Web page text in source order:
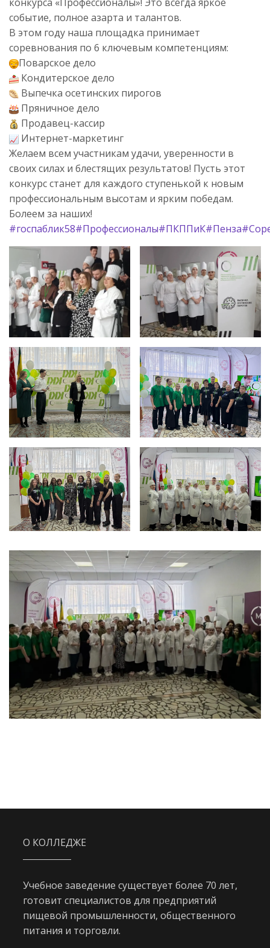
событие, полное азарта и талантов.
В этом году наша площадка принимает
соревнования по 6 ключевым компетенциям:
Поварское дело
Кондитерское дело
Выпечка осетинских пирогов
Пряничное дело
Продавец-кассир
Интернет-маркетинг
Желаем всем участникам удачи, уверенности в
своих силах и блестящих результатов! Пусть этот
конкурс станет для каждого ступенькой к новым
профессиональным высотам и ярким победам.
Болеем за наших!
#госпаблик58#Профессионалы#ПКППиК#Пенза
О КОЛЛЕДЖЕ
Учебное заведение существует более 70 лет,
готовит специалистов для предприятий
пищевой промышленности, общественного
питания и торговли.